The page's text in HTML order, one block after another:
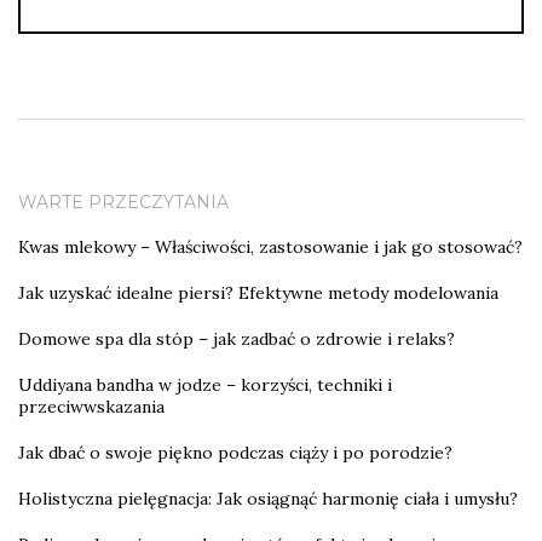
WARTE PRZECZYTANIA
Kwas mlekowy – Właściwości, zastosowanie i jak go stosować?
Jak uzyskać idealne piersi? Efektywne metody modelowania
Domowe spa dla stóp – jak zadbać o zdrowie i relaks?
Uddiyana bandha w jodze – korzyści, techniki i
przeciwwskazania
Jak dbać o swoje piękno podczas ciąży i po porodzie?
Holistyczna pielęgnacja: Jak osiągnąć harmonię ciała i umysłu?